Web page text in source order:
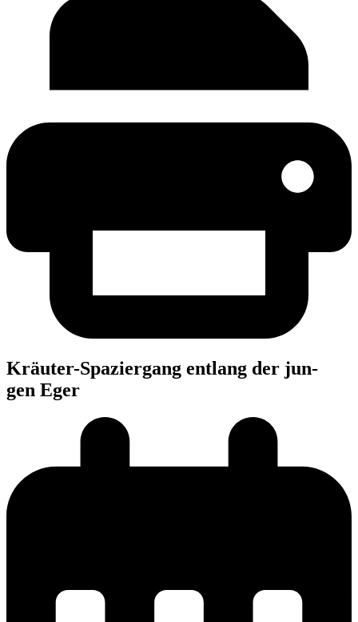
Kräu­ter-Spa­zier­gang ent­lang der jun­
gen Eger